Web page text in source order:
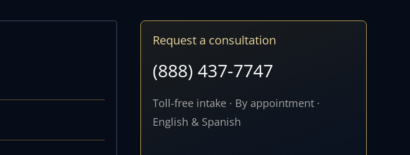
Request a consultation
(888) 437-7747
Toll-free intake · By appointment ·
English & Spanish